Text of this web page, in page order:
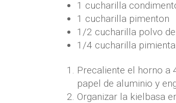
1 cucharilla
1 cucharilla pimenton
1/2 cucharilla polvo
1/4 cucharilla
Precaliente el horno a
papel de aluminio y
Organizar la kielbasa